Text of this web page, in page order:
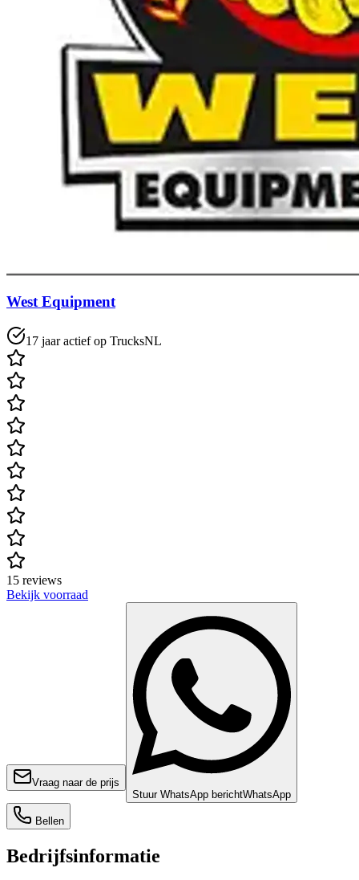
West Equipment
17 jaar actief op TrucksNL
15 reviews
Bekijk voorraad
Vraag naar de prijs
Stuur WhatsApp berichtWhatsApp
Bellen
Bedrijfsinformatie